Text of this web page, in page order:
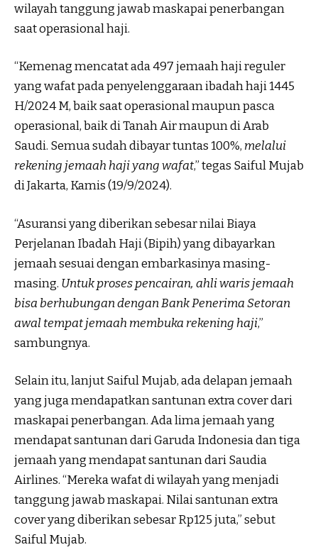
wilayah tanggung jawab maskapai penerbangan
saat operasional haji.
“Kemenag mencatat ada 497 jemaah haji reguler
yang wafat pada penyelenggaraan ibadah haji 1445
H/2024 M, baik saat operasional maupun pasca
operasional, baik di Tanah Air maupun di Arab
Saudi. Semua sudah dibayar tuntas 100%, melalui
rekening jemaah haji yang wafat,” tegas Saiful Mujab
di Jakarta, Kamis (19/9/2024).
“Asuransi yang diberikan sebesar nilai Biaya
Perjelanan Ibadah Haji (Bipih) yang dibayarkan
jemaah sesuai dengan embarkasinya masing-
masing. Untuk proses pencairan, ahli waris jemaah
bisa berhubungan dengan Bank Penerima Setoran
awal tempat jemaah membuka rekening haji,”
sambungnya.
Selain itu, lanjut Saiful Mujab, ada delapan jemaah
yang juga mendapatkan santunan extra cover dari
maskapai penerbangan. Ada lima jemaah yang
mendapat santunan dari Garuda Indonesia dan tiga
jemaah yang mendapat santunan dari Saudia
Airlines. “Mereka wafat di wilayah yang menjadi
tanggung jawab maskapai. Nilai santunan extra
cover yang diberikan sebesar Rp125 juta,” sebut
Saiful Mujab.